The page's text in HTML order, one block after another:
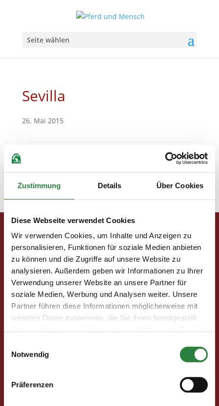
Zustimmung Details Über Cookies
Diese Webseite verwendet Cookies
Wir verwenden Cookies, um Inhalte und Anzeigen zu
personalisieren, Funktionen für soziale Medien anbieten
zu können und die Zugriffe auf unsere Website zu
analysieren. Außerdem geben wir Informationen zu Ihrer
Verwendung unserer Website an unsere Partner für
soziale Medien, Werbung und Analysen weiter. Unsere
Partner führen diese Informationen möglicherweise mit
weiteren Daten zusammen, die Sie ihnen bereitgestellt
Notwendig
Präferenzen
Seite wählen
Sevilla
26. Mai 2015
Sevilla
Pferd & Mensch digital
Fragen und Antworten
Print abbestellen
Redaktion
Clubmitglieder
Ihre Vorteile als Mitglied im Pferdesport Deutschland
Freunde werben